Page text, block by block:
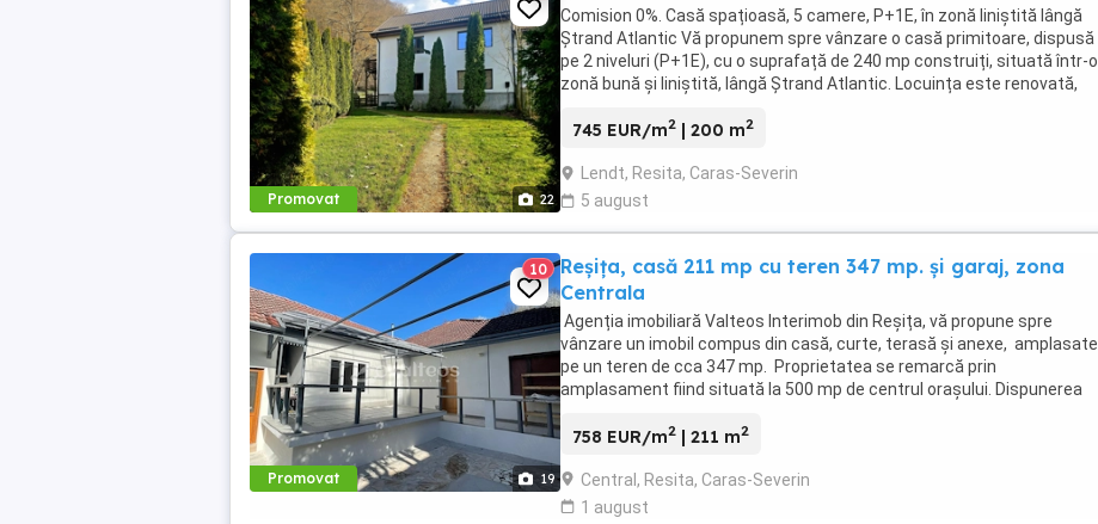
Promovat 22
Comision 0%. Casă spațioasă, 5 camere, P+1E, în zonă liniștită lângă
Ștrand Atlantic Vă propunem spre vânzare o casă primitoare, dispusă
pe 2 niveluri (P+1E), cu o suprafață de 240 mp construiți, situată într-o
zonă bună și liniștită, lângă Ștrand Atlantic. Locuința este renovată,
745 EUR/m2 | 200 m2
Lendt, Resita, Caras-Severin
5 august
Promovat 19
10
Reșița, casă 211 mp cu teren 347 mp. și garaj, zona
Centrala
Agenția imobiliară Valteos Interimob din Reșița, vă propune spre
vânzare un imobil compus din casă, curte, terasă și anexe, amplasate
pe un teren de cca 347 mp. Proprietatea se remarcă prin
amplasament fiind situată la 500 mp de centrul orașului. Dispunerea
758 EUR/m2 | 211 m2
Central, Resita, Caras-Severin
1 august